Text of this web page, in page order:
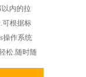
以内的拉
验.可根据标
操作系统
松.随时随